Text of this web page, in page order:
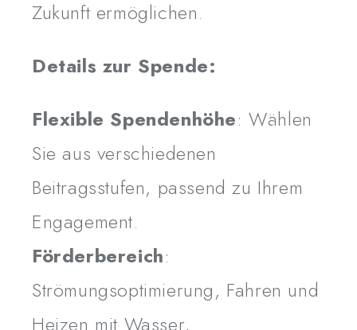
Zukunft ermöglichen.
Details zur Spende:
Flexible Spendenhöhe: Wählen
Sie aus verschiedenen
Beitragsstufen, passend zu Ihrem
Engagement.
Förderbereich:
Strömungsoptimierung, Fahren und
Heizen mit Wasser,